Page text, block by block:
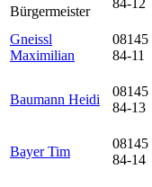
Bürgermeister
84-12
Gneissl
Maximilian
08145
84-11
Baumann Heidi
08145
84-13
Bayer Tim
08145
84-14